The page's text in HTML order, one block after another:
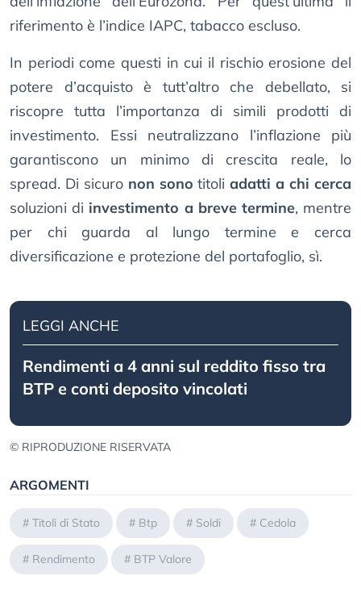
riferimento è l’indice IAPC, tabacco escluso.
In periodi come questi in cui il rischio erosione del
potere d’acquisto è tutt’altro che debellato, si
riscopre tutta l’importanza di simili prodotti di
investimento. Essi neutralizzano l’inflazione più
garantiscono un minimo di crescita reale, lo
spread. Di sicuro non sono titoliadatti a chi cerca
soluzioni di investimento a breve termine, mentre
per chi guarda al lungo termine e cerca
diversificazione e protezione del portafoglio, sì.
LEGGI ANCHE
Rendimenti a 4 anni sul reddito fisso tra
BTP e conti deposito vincolati
© RIPRODUZIONE RISERVATA
ARGOMENTI
# Titoli di Stato # Btp # Soldi # Cedola
# Rendimento # BTP Valore